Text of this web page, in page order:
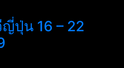
ปุ่น 16 – 22